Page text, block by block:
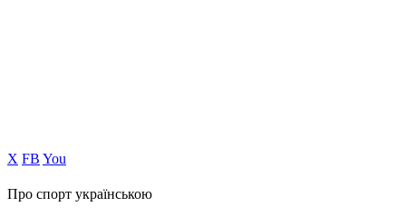
Х FB You
Про спорт українською